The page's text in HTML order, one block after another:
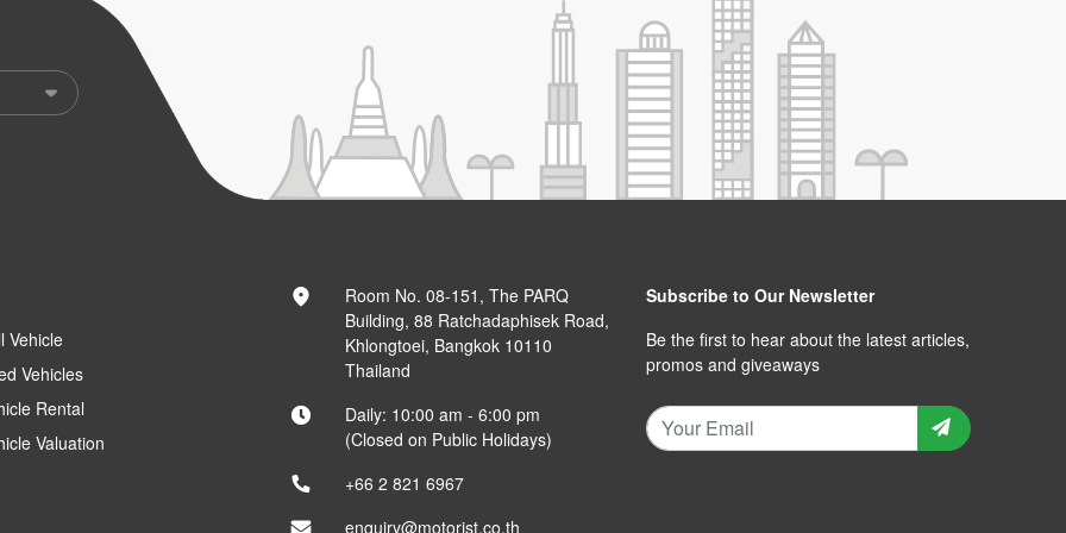
Vehicle
Vehicles
Rental
Valuation
Room No. 08-151, The PARQ
Building, 88 Ratchadaphisek Road,
Khlongtoei, Bangkok 10110
Thailand
Daily: 10:00 am - 6:00 pm
(Closed on Public Holidays)
+66 2 821 6967
enquiry@motorist.co.th
Subscribe to Our Newsletter
Be the first to hear about the latest articles,
promos and giveaways